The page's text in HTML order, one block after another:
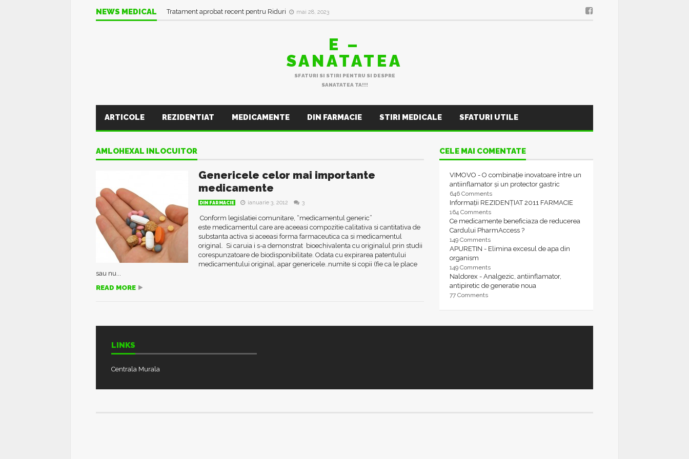
NEWS MEDICAL Tratament aprobat recent pentru Riduri mai 28, 2023
E –
SANATATEA
SFATURI SI STIRI PENTRU SI DESPRE
SANATATEA TA!!!
ARTICOLE REZIDENTIAT MEDICAMENTE DIN FARMACIE STIRI MEDICALE SFATURI UTILE
AMLOHEXAL INLOCUITOR
Genericele celor mai importante
medicamente
DIN FARMACIE ianuarie 3, 2012 3
Conform legislatiei comunitare, “medicamentul generic”
este medicamentul care are aceeasi compozitie calitativa si cantitativa de
substanta activa si aceeasi forma farmaceutica ca si medicamentul
original. Si caruia i s-a demonstrat bioechivalenta cu originalul prin studii
corespunzatoare de biodisponibilitate. Odata cu expirarea patentului
medicamentului original, apar genericele..numite si copii (fie ca le place
sau nu...
READ MORE
CELE MAI COMENTATE
VIMOVO - O combinație inovatoare între un
antiinflamator și un protector gastric
646 Comments
Informații REZIDENȚIAT 2011 FARMACIE
164 Comments
Ce medicamente beneficiaza de reducerea
Cardului PharmAccess ?
149 Comments
APURETIN - Elimina excesul de apa din
organism
149 Comments
Naldorex - Analgezic, antiinflamator,
antipiretic de generatie noua
77 Comments
LINKS
Centrala Murala